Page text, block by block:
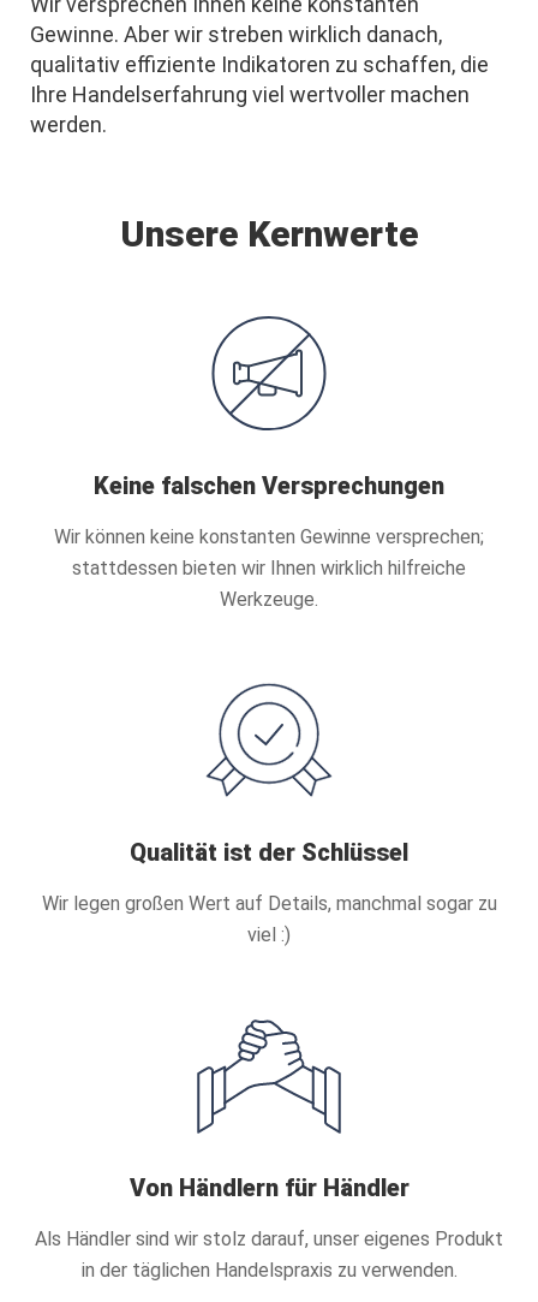
Gewinne. Aber wir streben wirklich danach,
qualitativ effiziente Indikatoren zu schaffen, die
Ihre Handelserfahrung viel wertvoller machen
werden.
Unsere Kernwerte
Keine falschen Versprechungen
Wir können keine konstanten Gewinne versprechen;
stattdessen bieten wir Ihnen wirklich hilfreiche
Werkzeuge.
Qualität ist der Schlüssel
Wir legen großen Wert auf Details, manchmal sogar zu
viel :)
Von Händlern für Händler
Als Händler sind wir stolz darauf, unser eigenes Produkt
in der täglichen Handelspraxis zu verwenden.